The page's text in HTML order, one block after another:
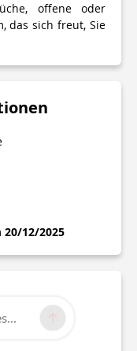
offene oder
das sich freut, Sie
20/12/2025